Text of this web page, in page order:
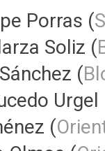
Porras (
Soliz (
(
Urgel
(